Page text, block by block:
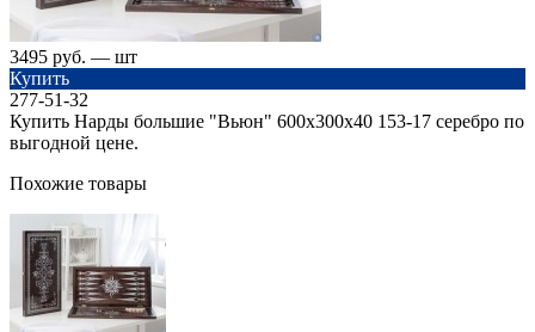
3495 руб. — шт
Купить
277-51-32
Купить Нарды большие "Вьюн" 600х300х40 153-17 серебро по
выгодной цене.
Похожие товары